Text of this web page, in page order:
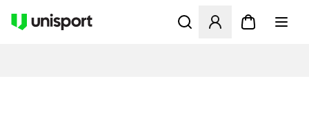
Åbner en Modal til at